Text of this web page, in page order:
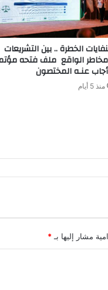
النفايات‭ ‬الخطرة‭ .. ‬بين‭ ‬التشريعات‭
‬المختصون
منذ 5 أيام
مشار إليها بـ *